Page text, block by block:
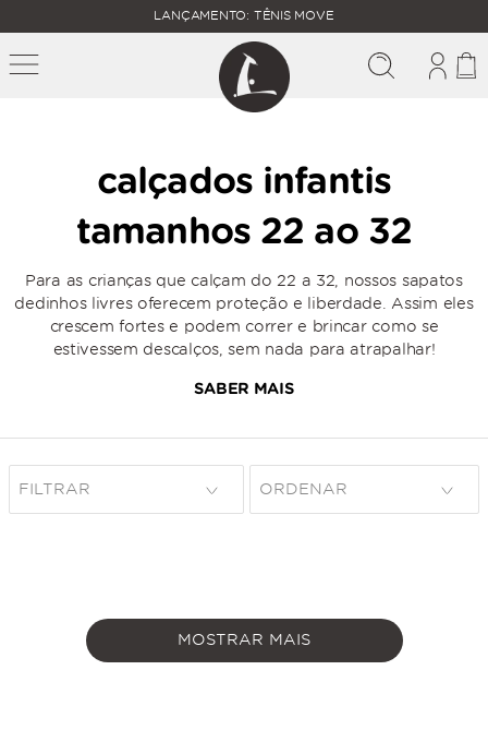
FALTAM
MAIS
R$
400,00
PARA O
FRETE
GRÁTIS
LANÇAMENTO: TÊNIS MOVE
calçados infantis
tamanhos 22 ao 32
Para as crianças que calçam do 22 a 32, nossos sapatos
dedinhos livres oferecem proteção e liberdade. Assim eles
crescem fortes e podem correr e brincar como se
estivessem descalços, sem nada para atrapalhar!
SABER MAIS
FILTRAR
MOSTRAR MAIS